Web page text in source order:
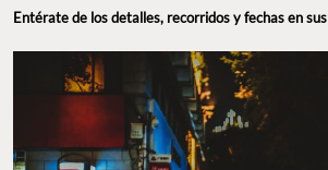
Entérate de los detalles, recorridos y fechas en sus